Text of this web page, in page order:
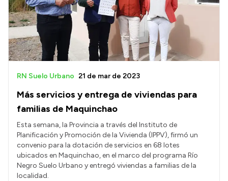
Más servicios y entrega de viviendas para
familias de Maquinchao
RN Suelo Urbano 21 de mar de 2023
Esta semana, la Provincia a través del Instituto de
Planificación y Promoción de la Vivienda (IPPV), firmó un
convenio para la dotación de servicios en 68 lotes
ubicados en Maquinchao, en el marco del programa Río
Negro Suelo Urbano y entregó viviendas a familias de la
localidad.